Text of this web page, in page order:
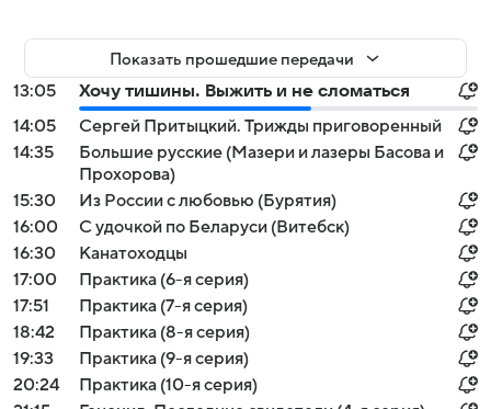
Показать прошедшие передачи
13:05
Хочу тишины. Выжить и не сломаться
14:05
Сергей Притыцкий. Трижды приговоренный
14:35
Большие русские (Мазери и лазеры Басова и
Прохорова)
15:30
Из России с любовью (Бурятия)
16:00
С удочкой по Беларуси (Витебск)
16:30
Канатоходцы
17:00
Практика (6-я серия)
17:51
Практика (7-я серия)
18:42
Практика (8-я серия)
19:33
Практика (9-я серия)
20:24
Практика (10-я серия)